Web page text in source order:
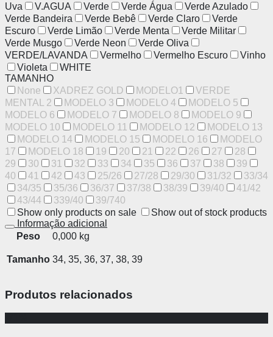
Uva
V.AGUA Verde Verde Água
Verde Azulado
Verde Bandeira
Verde Bebê Verde Claro
Verde
Escuro
Verde Limão Verde Menta
Verde Militar
Verde Musgo
Verde Neon
Verde Oliva
VERDE/LAVANDA
Vermelho Vermelho Escuro
Vinho
Violeta
WHITE
TAMANHO
None
XADREZ GOLD MODELO1
VERDE
MENTAL 2
MODELO 3 MODELO 4
MODELO 5
MODELO 6
MODELO 7 MODELO 8
MODELO 9
MODELO 10
MODELO 11 MODELO 12
MODELO 13
MODELO 14
MODELO 15 MODELO 16
MODELO
17
MODELO 18 19 20 21 22 26 27
28
29
30 31 32 33 34 35 36 37 38
39
40
41 42 43 25/26 27/28 29/30 31/32
33/34
34/35
35/36 36/37 37/38 38/39 39/40
41/42
43/44
339/40
39/740
Show only products on sale
Show out of stock products
Informação adicional
Peso
0,000 kg
Tamanho 34, 35, 36, 37, 38, 39
Produtos relacionados